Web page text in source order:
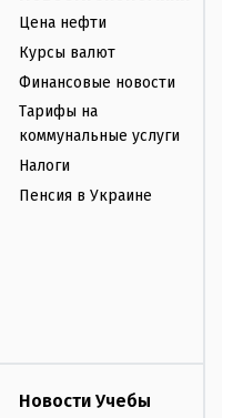
Цена нефти
Курсы валют
Финансовые новости
Тарифы на
коммунальные услуги
Налоги
Пенсия в Украине
Новости Учебы